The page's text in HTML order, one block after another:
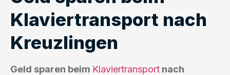
Klaviertransport nach
Kreuzlingen
Geld sparen beim Klaviertransport nach